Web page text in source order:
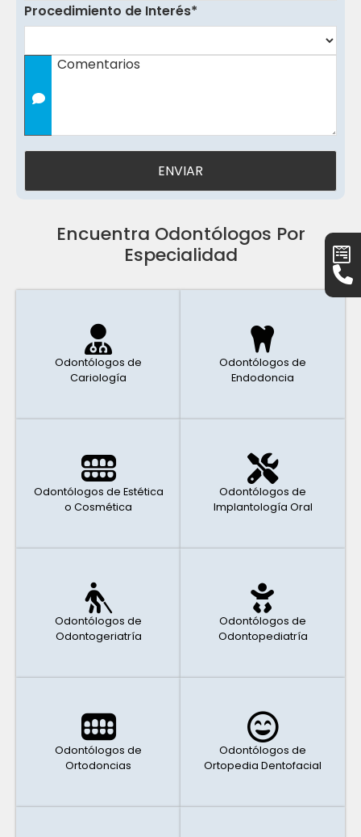
Procedimiento de Interés*
Comentarios
Encuentra Odontólogos Por
Especialidad
Odontólogos de
Cariología
Odontólogos de
Endodoncia
Odontólogos de Estética
o Cosmética
Odontólogos de
Implantología Oral
Odontólogos de
Odontogeriatría
Odontólogos de
Odontopediatría
Odontólogos de
Ortodoncias
Odontólogos de
Ortopedia Dentofacial